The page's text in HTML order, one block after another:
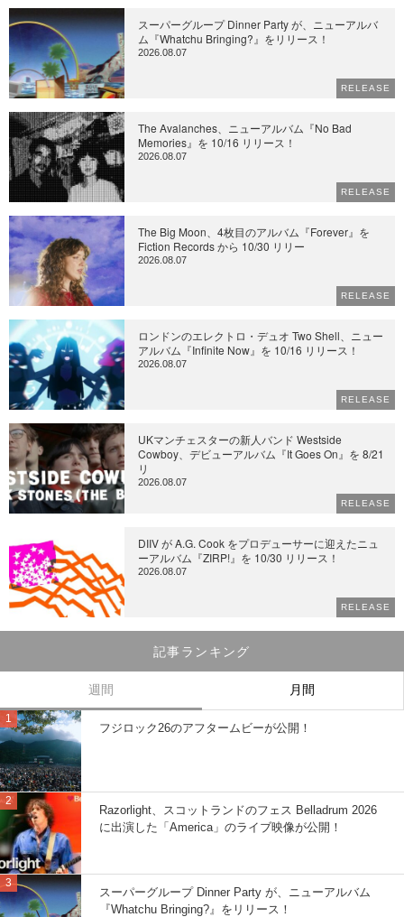
スーパーグループ Dinner Party が、ニューアルバ
ム『Whatchu Bringing?』をリリース！
2026.08.07
RELEASE
The Avalanches、ニューアルバム『No Bad
Memories』を 10/16 リリース！
2026.08.07
RELEASE
The Big Moon、4枚目のアルバム『Forever』を
Fiction Records から 10/30 リリー
2026.08.07
RELEASE
ロンドンのエレクトロ・デュオ Two Shell、ニュー
アルバム『Infinite Now』を 10/16 リリース！
2026.08.07
RELEASE
UKマンチェスターの新人バンド Westside
Cowboy、デビューアルバム『It Goes On』を 8/21
リ
2026.08.07
RELEASE
DIIV が A.G. Cook をプロデューサーに迎えたニュ
ーアルバム『ZIRP!』を 10/30 リリース！
2026.08.07
RELEASE
記事ランキング
週間 月間
フジロック26のアフタームビーが公開！
Razorlight、スコットランドのフェス Belladrum 2026
に出演した「America」のライブ映像が公開！
スーパーグループ Dinner Party が、ニューアルバム
『Whatchu Bringing?』をリリース！